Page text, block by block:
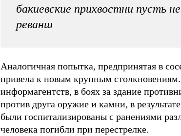
бакиевские прихвостни пусть
реванш
Аналогичная попытка, предпринятая в
привела к новым крупным
информагентств, в боях за здание
против друга оружие и камни, в
были госпитализированы с ранениями
человека погибли при перестрелке.